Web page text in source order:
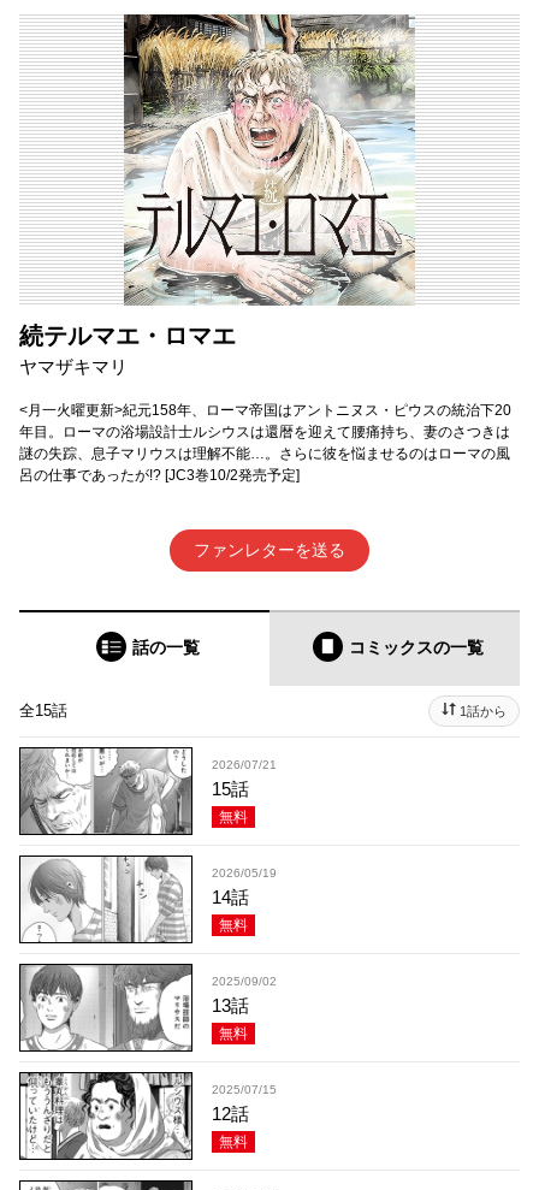
続テルマエ・ロマエ
ヤマザキマリ
<月一火曜更新>紀元158年、ローマ帝国はアントニヌス・ピウスの統治下20
年目。ローマの浴場設計士ルシウスは還暦を迎えて腰痛持ち、妻のさつきは
謎の失踪、息子マリウスは理解不能…。さらに彼を悩ませるのはローマの風
呂の仕事であったが!? [JC3巻10/2発売予定]
ファンレターを送る
話の一覧 コミックスの一覧
全15話 1話から
2026/07/21
15話
無料
2026/05/19
14話
無料
2025/09/02
13話
無料
2025/07/15
12話
無料